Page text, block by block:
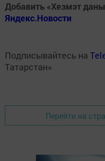
Добавить «Хезмэт
Яндекс.Новости
Подписывайтесь на
Татарстан»
Перейти на